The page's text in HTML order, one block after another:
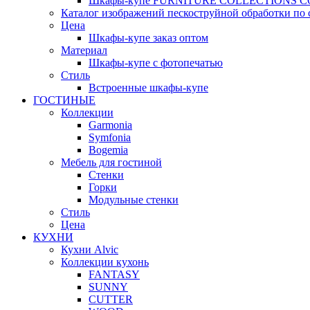
Каталог изображений пескоструйной обработки по
Цена
Шкафы-купе заказ оптом
Материал
Шкафы-купе с фотопечатью
Стиль
Встроенные шкафы-купе
ГОСТИНЫЕ
Коллекции
Garmonia
Symfonia
Bogemia
Мебель для гостиной
Стенки
Горки
Модульные стенки
Стиль
Цена
КУХНИ
Кухни Alvic
Коллекции кухонь
FANTASY
SUNNY
CUTTER